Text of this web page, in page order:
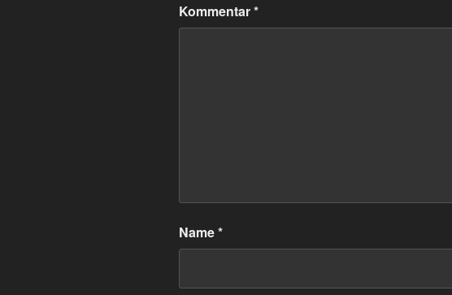
Kommentar*
Name*